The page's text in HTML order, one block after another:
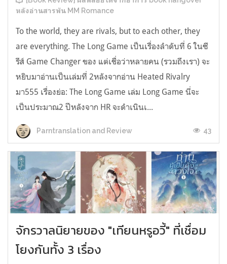
หลังอ่านสารพัน MM Romance
To the world, they are rivals, but to each other, they
are everything. The Long Game เป็นเรื่องลำดับที่ 6 ในซี
รีส์ Game Changer ของ แต่เชื่อว่าหลายคน (รวมถึงเรา) จะ
หยิบมาอ่านเป็นเล่มที่ 2หลังจากอ่าน Heated Rivalry
มา555 เรื่องย่อ: The Long Game เล่ม Long Game นี่จะ
เป็นประมาณ2 ปีหลังจาก HR จะดำเนินเ...
Parntranslation and Review 43
จักรวาลนิยายของ "เทียนหรูอวี้" ที่เชื่อม
โยงกันทั้ง 3 เรื่อง